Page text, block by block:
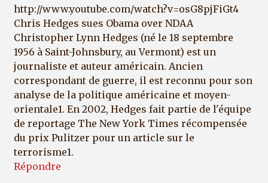
http://www.youtube.com/watch?v=osG8pjFiGt4
Chris Hedges sues Obama over NDAA
Christopher Lynn Hedges (né le 18 septembre
1956 à Saint-Johnsbury, au Vermont) est un
journaliste et auteur américain. Ancien
correspondant de guerre, il est reconnu pour son
analyse de la politique américaine et moyen-
orientale1. En 2002, Hedges fait partie de l'équipe
de reportage The New York Times récompensée
du prix Pulitzer pour un article sur le
terrorisme1.
Répondre